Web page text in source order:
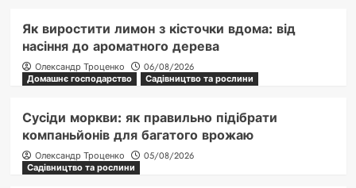
Як виростити лимон з кісточки вдома: від
насіння до ароматного дерева
Олександр Троценко
06/08/2026
Домашнє господарство
Садівництво та рослини
Сусіди моркви: як правильно підібрати
компаньйонів для багатого врожаю
Олександр Троценко
05/08/2026
Садівництво та рослини